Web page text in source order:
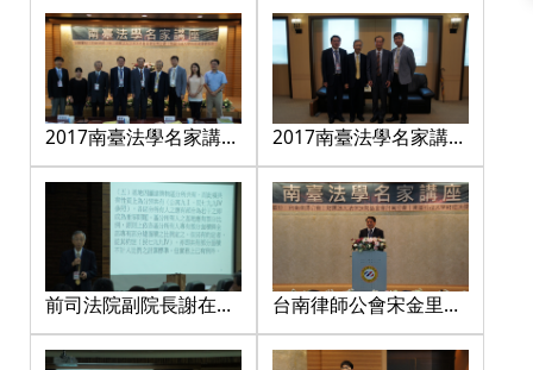
2017南臺法學名家講座
與會貴賓合影
2017南臺法學名家講座
貴賓合影，左1台南律
師公會宋金比理事長；
左二前司法院副院長謝
在全大法官；右2南台
科技大學盧燈茂行政副
校長；右1南臺科大財
經法律研究所張瑞星所
長
前司法院副院長謝在全
大法官田講座
台南律師公會宋金里理
事長開幕致詞